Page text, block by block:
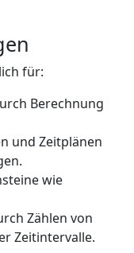
für:
Berechnung
und Zeitplänen
wie
Zählen von
Zeitintervalle.